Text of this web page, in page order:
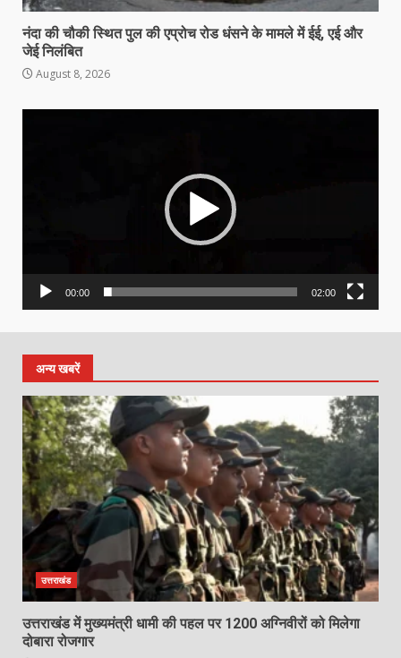
नंदा की चौकी स्थित पुल की एप्रोच रोड धंसने के मामले में ईई, एई और
जेई निलंबित
August 8, 2026
00:00 02:00
अन्य खबरें
उत्तराखंड
उत्तराखंड में मुख्यमंत्री धामी की पहल पर 1200 अग्निवीरों को मिलेगा
दोबारा रोजगार